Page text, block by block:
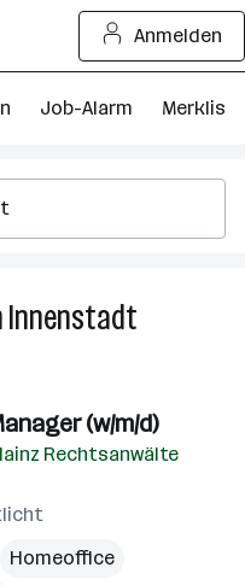
Anmelden
Job-Alarm Merkliste
Innenstadt
in
Wien
(w/m/d)
Rechtsanwälte
Homeoffice